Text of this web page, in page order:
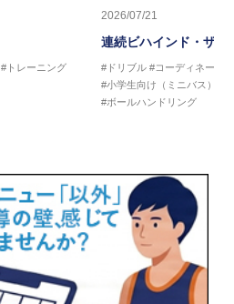
#トレーニング
2026/07/21
連続ビハインド・ザ・
#ドリブル #コーディネーシ
#小学生向け（ミニバス）
#ボールハンドリング